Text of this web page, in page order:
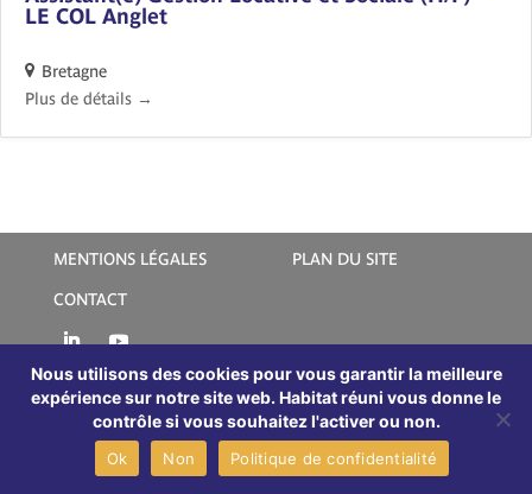
LE COL Anglet
Bretagne
Plus de détails
MENTIONS LÉGALES PLAN DU SITE
CONTACT
Nous utilisons des cookies pour vous garantir la meilleure
expérience sur notre site web. Habitat réuni vous donne le
contrôle si vous souhaitez l'activer ou non.
Ok Non Politique de confidentialité